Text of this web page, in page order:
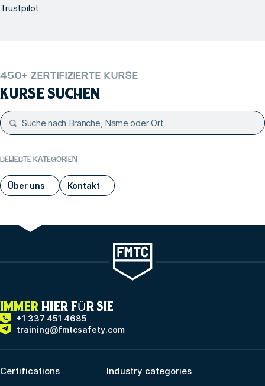
Trustpilot
450+ ZERTIFIZIERTE KURSE
KURSE SUCHEN
BELIEBTE KATEGORIEN
Über uns Kontakt
IMMER HIER FÜR SIE
+1 337 451 4685
training@fmtcsafety.com
Certifications Industry categories